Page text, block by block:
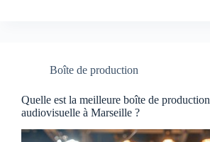
Boîte de production
Quelle est la meilleure boîte de production
audiovisuelle à Marseille ?